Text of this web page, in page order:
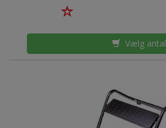
Vælg antal